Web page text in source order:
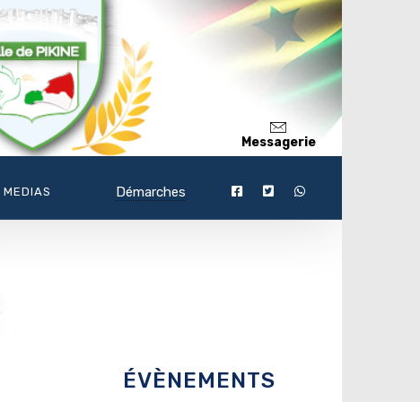
Messagerie
MEDIAS Démarches
ÉVÈNEMENTS